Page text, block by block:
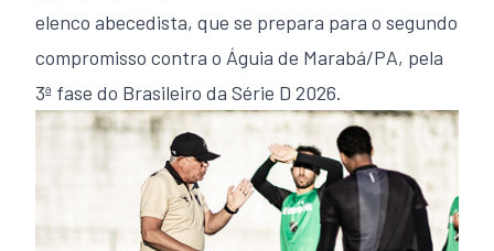
elenco abecedista, que se prepara para o segundo
compromisso contra o Águia de Marabá/PA, pela
3ª fase do Brasileiro da Série D 2026.